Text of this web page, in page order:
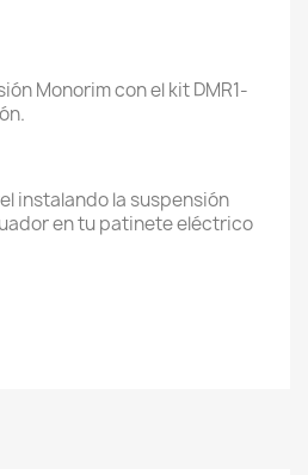
Monorim con el kit DMR1-
instalando la suspensión
en tu patinete eléctrico